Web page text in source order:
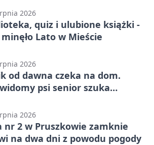
2026
quiz i ulubione książki -
Lato w Mieście
2026
od dawna czeka na dom.
psi senior szuka
2026
nr 2 w Pruszkowie zamknie
na dwa dni z powodu pogody